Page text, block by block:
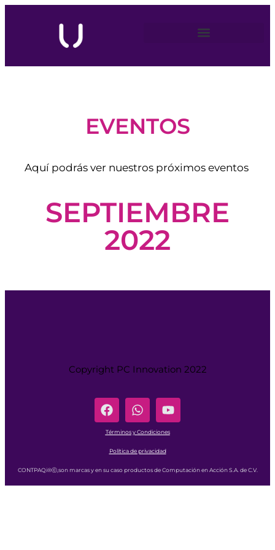
EVENTOS
Aquí podrás ver nuestros próximos eventos
SEPTIEMBRE
2022
Copyright PC Innovation 2022
Términos y Condiciones
Política de privacidad
CONTPAQi®ⓒ,son marcas y en su caso productos de Computación en Acción S.A. de C.V.